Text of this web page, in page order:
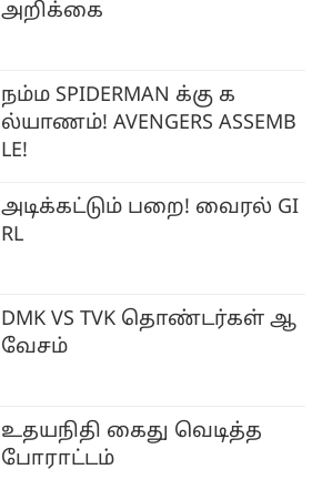
அறிக்கை
நம்ம SPIDERMAN க்கு க
ல்யாணம்! AVENGERS ASSEMB
LE!
அடிக்கட்டும் பறை! வைரல் GI
RL
DMK VS TVK தொண்டர்கள் ஆ
வேசம்
உதயநிதி கைது வெடித்த
போராட்டம்